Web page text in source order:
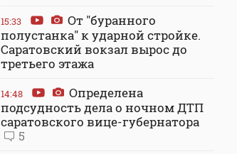
15:33
От "буранного
полустанка" к ударной стройке.
Саратовский вокзал вырос до
третьего этажа
14:48
Определена
подсудность дела о ночном ДТП
саратовского вице-губернатора
5